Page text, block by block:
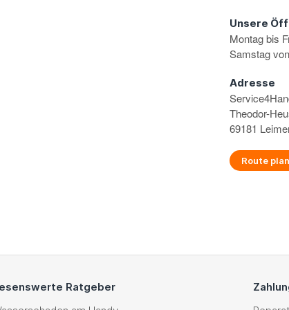
Unsere
Montag bis
Samstag
Adresse
Theodor-
69181
Route
Ratgeber